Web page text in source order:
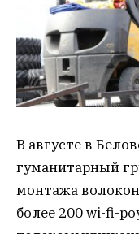
В августе в
гуманитарный
монтажа
более 200 wi-fi-